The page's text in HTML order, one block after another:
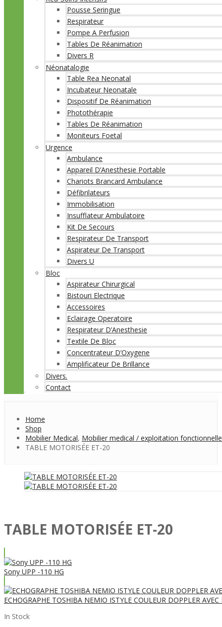
Pousse Seringue
Respirateur
Pompe A Perfusion
Tables De Réanimation
Divers R
Néonatalogie
Table Rea Neonatal
Incubateur Neonatale
Dispositif De Réanimation
Photothérapie
Tables De Réanimation
Moniteurs Foetal
Urgence
Ambulance
Appareil D’Anesthesie Portable
Chariots Brancard Ambulance
Défibrilateurs
Immobilisation
Insufflateur Ambulatoire
Kit De Secours
Respirateur De Transport
Aspirateur De Transport
Divers U
Bloc
Aspirateur Chirurgical
Bistouri Electrique
Accessoires
Eclairage Operatoire
Respirateur D’Anesthesie
Textile De Bloc
Concentrateur D’Oxygene
Amplificateur De Brillance
Divers.
Contact
Home
Shop
Mobilier Medical, Mobilier medical / exploitation fonctionnelle
TABLE MOTORISÉE ET-20
TABLE MOTORISÉE ET-20
Sony UPP -110 HG
ECHOGRAPHE TOSHIBA NEMIO ISTYLE COULEUR DOPPLER
In Stock